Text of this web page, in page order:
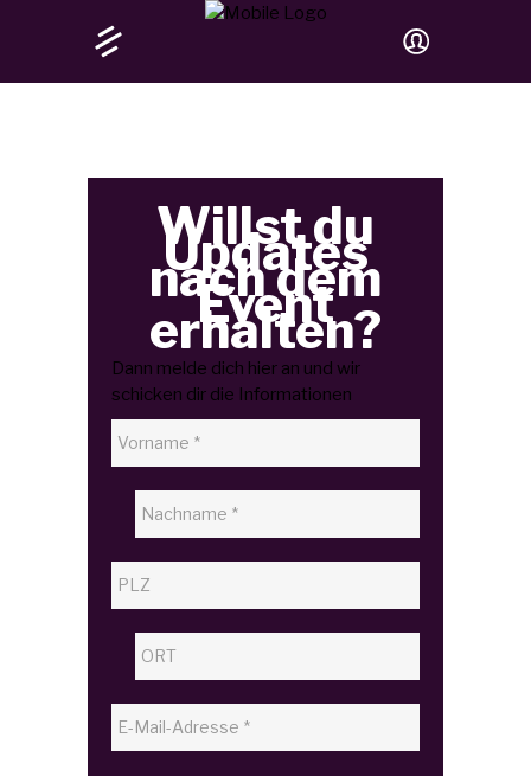
Willst du
Updates
nach dem
Event
erhalten?
Dann melde dich hier an und wir
schicken dir die Informationen